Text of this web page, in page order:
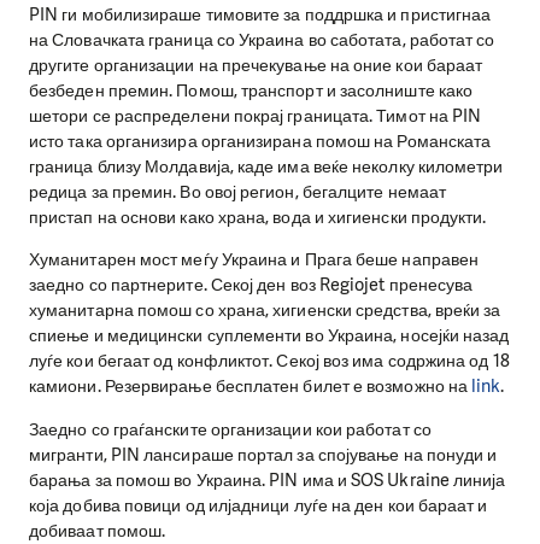
PIN ги мобилизираше тимовите за поддршка и пристигнаа
на Словачката граница со Украина во саботата, работат со
другите организации на пречекување на оние кои бараат
безбеден премин. Помош, транспорт и засолниште како
шетори се распределени покрај границата. Тимот на PIN
исто така организира организирана помош на Романската
граница близу Молдавија, каде има веќе неколку километри
редица за премин. Во овој регион, бегалците немаат
пристап на основи како храна, вода и хигиенски продукти.
Хуманитарен мост меѓу Украина и Прага беше направен
заедно со партнерите. Секој ден воз Regiojet пренесува
хуманитарна помош со храна, хигиенски средства, вреќи за
спиење и медицински суплементи во Украина, носејќи назад
луѓе кои бегаат од конфликтот. Секој воз има содржина од 18
камиони. Резервирање бесплатен билет е возможно на link.
Заедно со граѓанските организации кои работат со
мигранти, PIN лансираше портал за спојување на понуди и
барања за помош во Украина. PIN има и SOS Ukraine линија
која добива повици од илјадници луѓе на ден кои бараат и
добиваат помош.